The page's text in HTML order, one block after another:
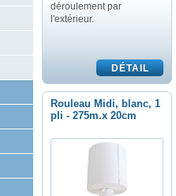
déroulement par
l'extérieur.
Rouleau Midi, blanc, 1
pli - 275m.x 20cm